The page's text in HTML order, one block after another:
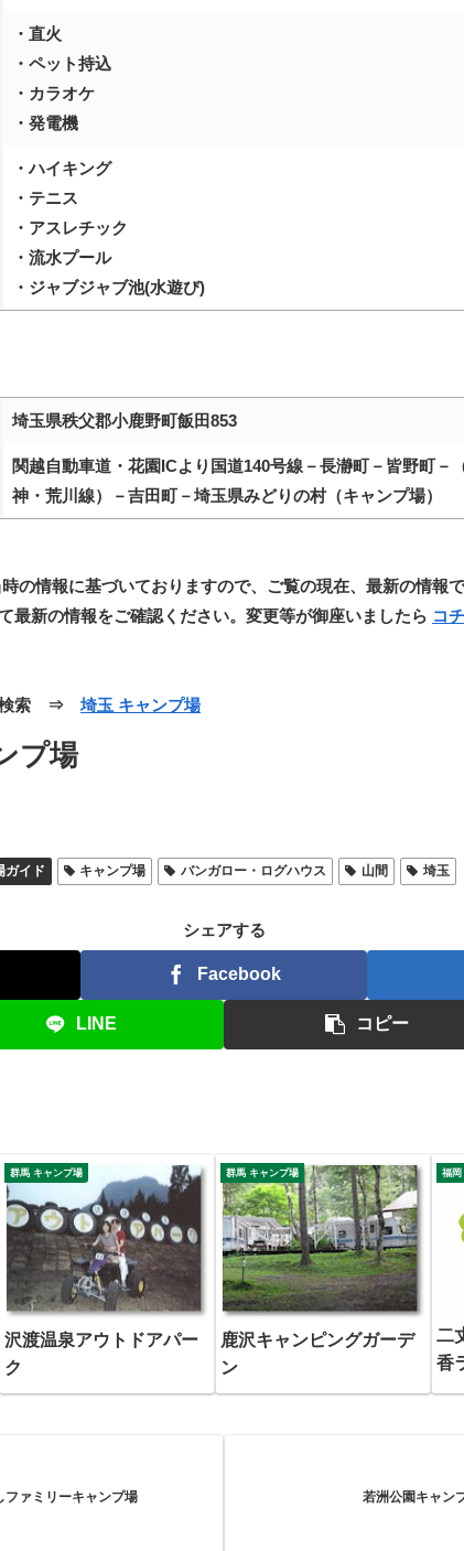
・直火
・ペット持込
・カラオケ
・発電機
・ハイキング
・テニス
・アスレチック
・流水プール
・ジャブジャブ池(水遊び)
埼玉県秩父郡小鹿野町飯田853
関越自動車道・花園ICより国道140号線－長瀞町－皆野町
神・荒川線）－吉田町－埼玉県みどりの村（キャンプ場）
の情報に基づいておりますので、ご覧の現在、最新の情報
最新の情報をご確認ください。変更等が御座いましたら コ
を検索 ⇒埼玉 キャンプ場
プ場
ガイド キャンプ場 バンガロー・ログハウス 山間 埼玉
シェアする
Facebook
LINE コピー
群馬 キャンプ場
沢渡温泉アウトドアパー
ク
群馬 キャンプ場
鹿沢キャンピングガーデ
ン
福岡
二
香
ファミリーキャンプ場 若洲公園キャン